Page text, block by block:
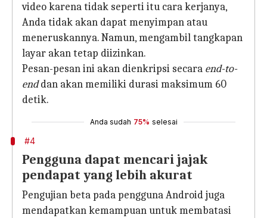
video karena tidak seperti itu cara kerjanya,
Anda tidak akan dapat menyimpan atau
meneruskannya. Namun, mengambil tangkapan
layar akan tetap diizinkan.
Pesan-pesan ini akan dienkripsi secara end-to-
enddan akan memiliki durasi maksimum 60
detik.
Anda sudah 75% selesai
#4
Pengguna dapat mencari jajak
pendapat yang lebih akurat
Pengujian beta pada pengguna Android juga
mendapatkan kemampuan untuk membatasi